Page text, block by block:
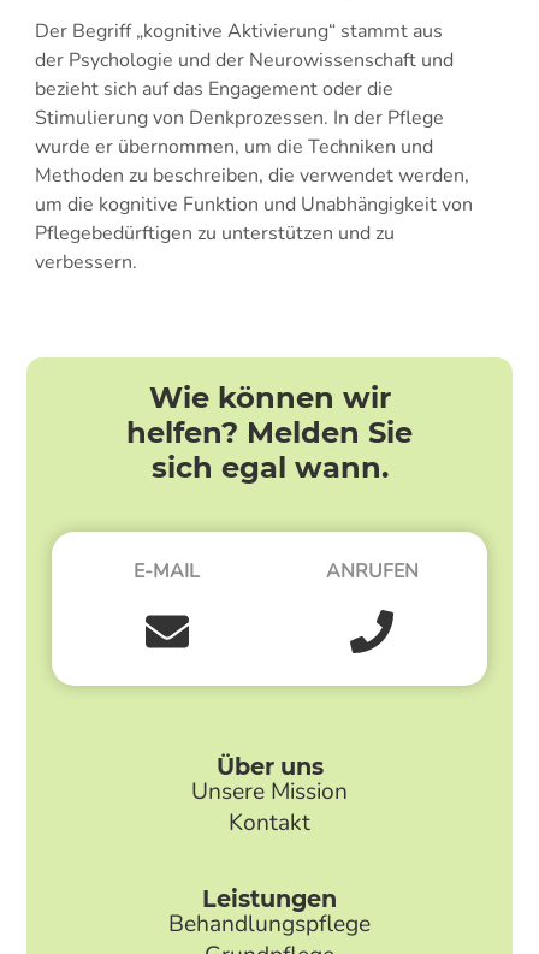
Der Begriff „kognitive Aktivierung“ stammt aus
der Psychologie und der Neurowissenschaft und
bezieht sich auf das Engagement oder die
Stimulierung von Denkprozessen. In der Pflege
wurde er übernommen, um die Techniken und
Methoden zu beschreiben, die verwendet werden,
um die kognitive Funktion und Unabhängigkeit von
Pflegebedürftigen zu unterstützen und zu
verbessern.
Wie können wir
helfen? Melden Sie
sich egal wann.
E-MAIL ANRUFEN
Über uns
Unsere Mission
Kontakt
Leistungen
Behandlungspflege